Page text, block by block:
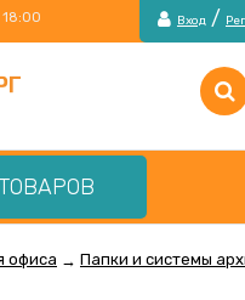
Вход /
офиса → Папки и системы